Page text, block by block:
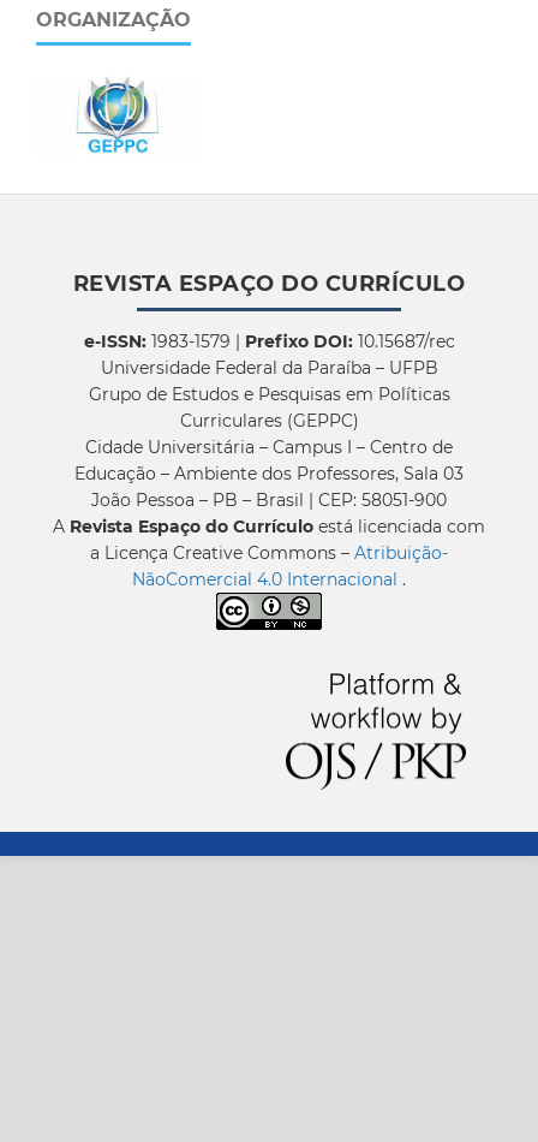
ORGANIZAÇÃO
REVISTA ESPAÇO DO CURRÍCULO
e-ISSN:1983-1579 | Prefixo DOI:10.15687/rec
Universidade Federal da Paraíba – UFPB
Grupo de Estudos e Pesquisas em Políticas
Curriculares (GEPPC)
Cidade Universitária – Campus I – Centro de
Educação – Ambiente dos Professores, Sala 03
João Pessoa – PB – Brasil | CEP: 58051-900
A Revista Espaço do Currículo está licenciada com
a Licença Creative Commons – Atribuição-
NãoComercial 4.0 Internacional .